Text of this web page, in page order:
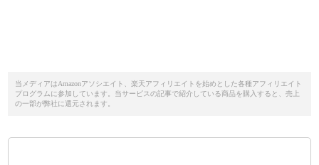
当メディアはAmazonアソシエイト、楽天アフィリエイトを始めとした各種アフィリエイト
プログラムに参加しています。当サービスの記事で紹介している商品を購入すると、売上
の一部が弊社に還元されます。